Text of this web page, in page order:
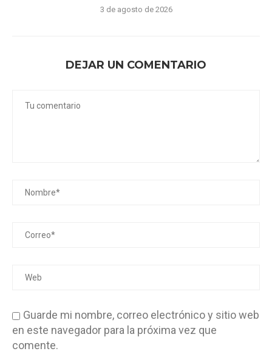
3 de agosto de 2026
DEJAR UN COMENTARIO
Guarde mi nombre, correo electrónico y sitio web
en este navegador para la próxima vez que
comente.